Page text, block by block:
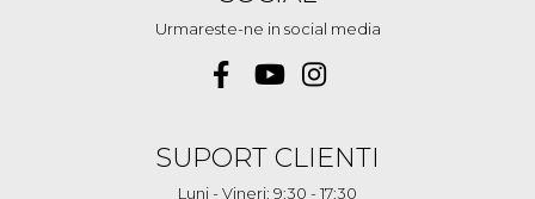
Urmareste-ne in social media
SUPORT CLIENTI
Luni - Vineri: 9:30 - 17:30